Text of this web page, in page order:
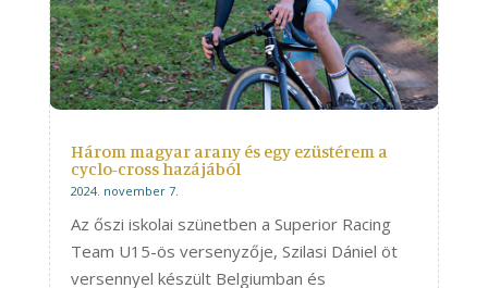
Három magyar arany és egy ezüstérem a
cyclo-cross hazájából
2024. november 7.
Az őszi iskolai szünetben a Superior Racing
Team U15-ös versenyzője, Szilasi Dániel öt
versennyel készült Belgiumban és